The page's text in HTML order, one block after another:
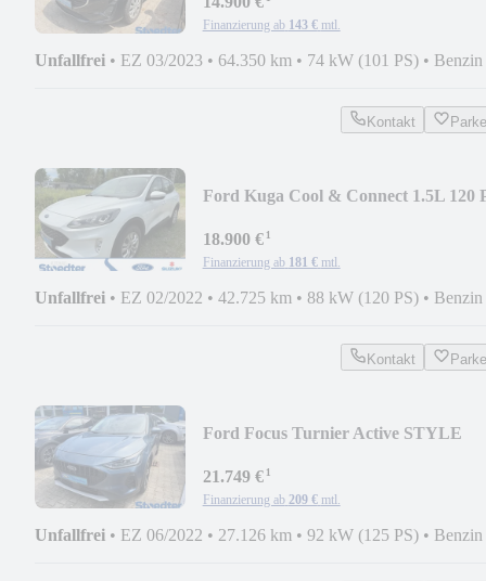
Finanzierung ab 143 € mtl.
Unfallfrei • EZ 03/2023 • 64.350 km • 74 kW (101 PS) • Benzin
Kontakt
Ford Kuga Cool & Connect 1.5L 120
18.900 €¹
Finanzierung ab 181 € mtl.
Unfallfrei • EZ 02/2022 • 42.725 km • 88 kW (120 PS) • Benzin
Kontakt
Ford Focus Turnier Active STYLE
21.749 €¹
Finanzierung ab 209 € mtl.
Unfallfrei • EZ 06/2022 • 27.126 km • 92 kW (125 PS) • Benzin